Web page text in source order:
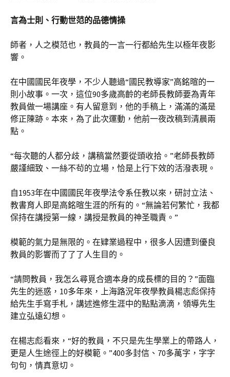
言為士則、行動世范的品德情操
師者，人之模范也，教員的一言一行都給先生以極年夜影
響。
在中國國民年夜學，不少人聽過“國民教導家”高銘暄的一
則小故事。一次，這位90多歲高齡的老師長教師要為青年
教員做一場講座。有人留意到，他的手稿上，滿滿的滿是
修正陳跡。本來，為了此次運動，他前一夜改稿到清晨兩
點。
“每次聽的人都分歧，講稿當然要從頭收拾。”老師長教師
嚴謹細致、一絲不茍的立場，恰是上行下效的活潑表現。
自1953年在中國國民年夜學法令系任教以來，研討立法、
教書育人即是高銘暄生涯的所有的。“無論若何繁忙，我都
保持在講授第一線，講授是教員的神圣職責。”
模範的氣力是無限的。在肄業過程中，很多人因遭到優良
教員的影響而了了了人生目的。
“請問教員，我怎么尋覓合適本身的成長標的目的？”面臨
先生的迷惑，10多年來，上海路況年夜學教員楊志彪保持
給先生手寫手札，講述進修生涯中的點點滴滴，領導先生
建立弘遠幻想。
在楊志彪看來，“好的教員，不只是先生學業上的帶路人，
更是人生途徑上的好模範。”400多封信、70多萬字，字字
句句，情真意切。